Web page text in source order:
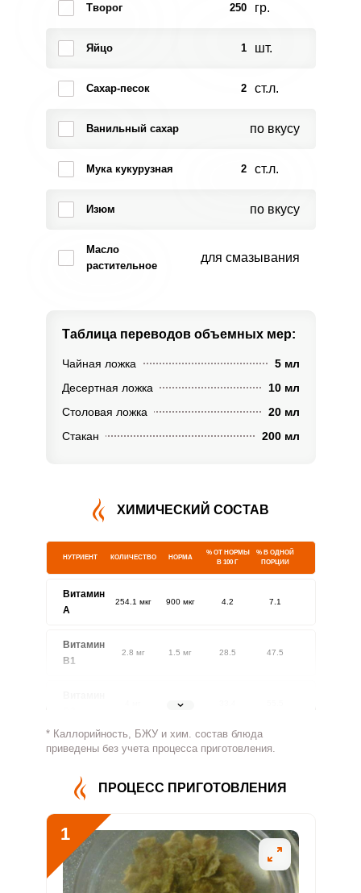
Творог 250 гр.
Яйцо 1 шт.
Сахар-песок 2 ст.л.
Ванильный сахар по вкусу
Мука кукурузная 2 ст.л.
Изюм по вкусу
Масло
растительное
для смазывания
Таблица переводов объемных мер:
Чайная ложка
5 мл
Десертная ложка
10 мл
Столовая ложка
20 мл
Стакан
200 мл
ХИМИЧЕСКИЙ СОСТАВ
НУТРИЕНТ КОЛИЧЕСТВО НОРМА
% ОТ НОРМЫ
В 100 Г
% В ОДНОЙ
ПОРЦИИ
Витамин
A
254.1 мкг 900 мкг 4.2 7.1
Витамин
В1
2.8 мг 1.5 мг 28.5 47.5
1.8 мг
Витамин
312.4 мг 500 мг 9.4 15.6
Витамин
В5
Витамин
В6
0.9 мг 2 мг 7.1 11.8
* Каллорийность, БЖУ и хим. состав блюда
приведены без учета процесса приготовления.
ПРОЦЕСС ПРИГОТОВЛЕНИЯ
1